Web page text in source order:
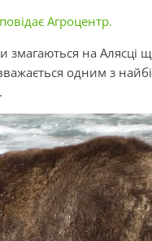
Агроцентр.
змагаються на Алясці
одним з